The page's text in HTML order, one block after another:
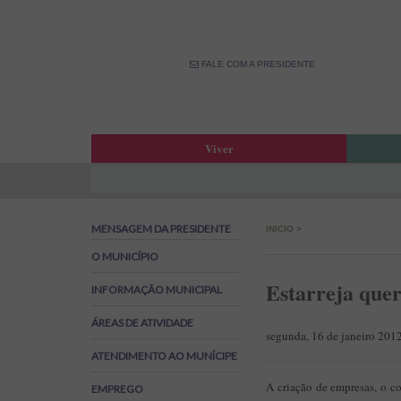
FALE COM A PRESIDENTE
Viver
Boletim Municipal
Agenda Municipal
Oferta Desportiva Municipal
Emprego na Autarquia
MENSAGEM DA PRESIDENTE
O MUNICÍPIO
INFORMAÇÃO MUNICIPAL
ÁREAS DE ATIVIDADE
ATENDIMENTO AO MUNÍCIPE
EMPREGO
INICIO >
Estarreja
segunda, 16 de janeiro 2012
A criação de empresas, o